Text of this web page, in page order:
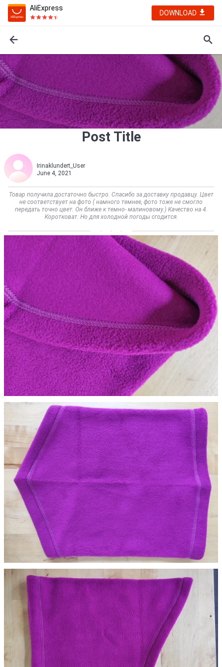
AliExpress
DOWNLOAD
Post Title
Irinaklundert_User
June 4, 2021
Товар получила достаточно быстро. Спасибо за доставку продавцу. Цвет
не соответствует на фото ( намного темнее, фото тоже не смогло
передать точно цвет. Он ближе к темно- малиновому.) Качество на 4.
Коротковат. Но для холодной погоды сгодится.